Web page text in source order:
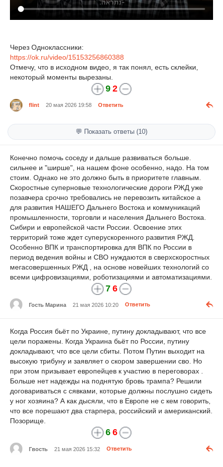
Через Одноклассники:
https://ok.ru/video/15153256860388
Отмечу, что в исходном видео, я так понял, есть склейки,
некоторый моменты вырезаны.
9 2
flint 20 мая 2026 19:58 Ответить
💬 Показать ответы (10)
Конечно помочь соседу и дальше развиваться больше.
сильнее и "ширше", на нашем фоне особенно, надо. На том
стоим. Однако не это должно быть в приоритете главным.
Скоростные суперновые технологические дороги РЖД уже
позавчера срочно требовались не перевозить китайское а
для развития НАШЕГО Дальнего Востока и коммуникаций
промышленности, торговли и населения Дальнего Востока.
Сибири и европейской части России. Освоение этих
территорий тоже ждет суперускоренного развития РЖД.
Особенно ВПК и транспортировка для ВПК по России в
период ведения войны и СВО нуждаются в сверхскоростных
мегасовершенных РЖД , на основе новейших технологий со
всеми цифровизациями, роботизациями и автоматизациями.
7 6
Гость Марина 21 мая 2026 10:20 Ответить
Когда Россия бьёт по Украине, путину докладывают, что все
цели поражены. Когда Украина бьёт по России, путину
докладывают, что все цели сбиты. Потом Путин выходит на
высокую трибуну и заявляет о скором завершении сво. Но
при этом призывает европейцев к участию в переговорах .
Больше нет надежды на поднятую бровь трампа? Решили
договариваться с сявками, которые должны послушно сидеть
у ног хозяина? А как дысяли, что в Европе не с кем говорить,
что все порешают два старпера, российский и американский.
Позорище.
6 6
Гвость 21 мая 2026 15:32 Ответить